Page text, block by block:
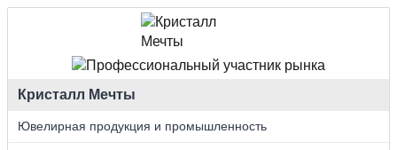
Кристалл Мечты
Ювелирная продукция и промышленность